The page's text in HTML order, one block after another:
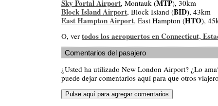
Sky Portal Airport, Montauk (MTP), 30km
Block Island Airport, Block Island (BID), 43km
East Hampton Airport, East Hampton (HTO),
O, ver todos los aeropuertos en Connecticut,
Comentarios del pasajero
¿Usted ha utilizado New London Airport? ¿Lo
puede dejar comentarios aquí para que otros